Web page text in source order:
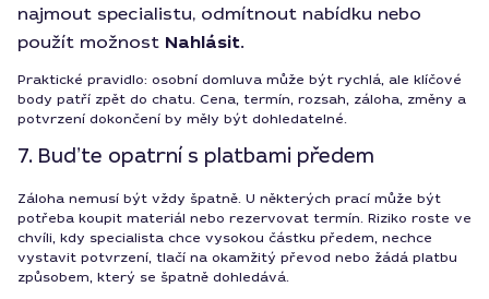
najmout specialistu, odmítnout nabídku nebo
použít možnost Nahlásit.
Praktické pravidlo: osobní domluva může být rychlá, ale klíčové
body patří zpět do chatu. Cena, termín, rozsah, záloha, změny a
potvrzení dokončení by měly být dohledatelné.
7. Buďte opatrní s platbami předem
Záloha nemusí být vždy špatně. U některých prací může být
potřeba koupit materiál nebo rezervovat termín. Riziko roste ve
chvíli, kdy specialista chce vysokou částku předem, nechce
vystavit potvrzení, tlačí na okamžitý převod nebo žádá platbu
způsobem, který se špatně dohledává.